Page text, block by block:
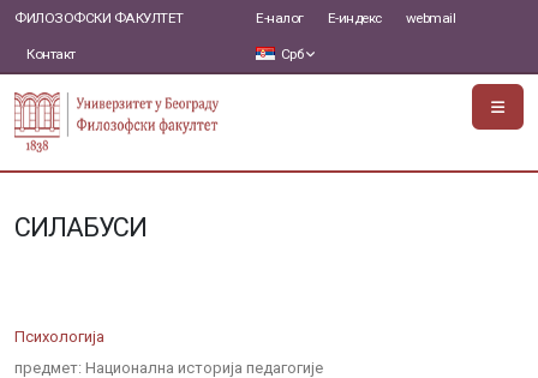
ФИЛОЗОФСКИ ФАКУЛТЕТ
Контакт
Е-налог Е-индекс webmail
Срб
СИЛАБУСИ
Психологија
предмет: Национална историја педагогије